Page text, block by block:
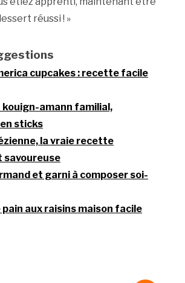
réussi ! »
cupcakes : recette facile
kouign-amann familial,
sticks
la vraie recette
savoureuse
et garni à composer soi-
pain aux raisins maison facile